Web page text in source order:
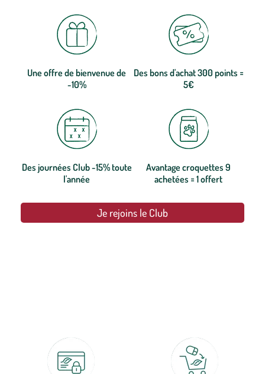
Une offre de bienvenue de
-10%
Des bons d'achat 300 points =
5€
Des journées Club -15% toute
l'année
Avantage croquettes 9
achetées = 1 offert
Je rejoins le Club